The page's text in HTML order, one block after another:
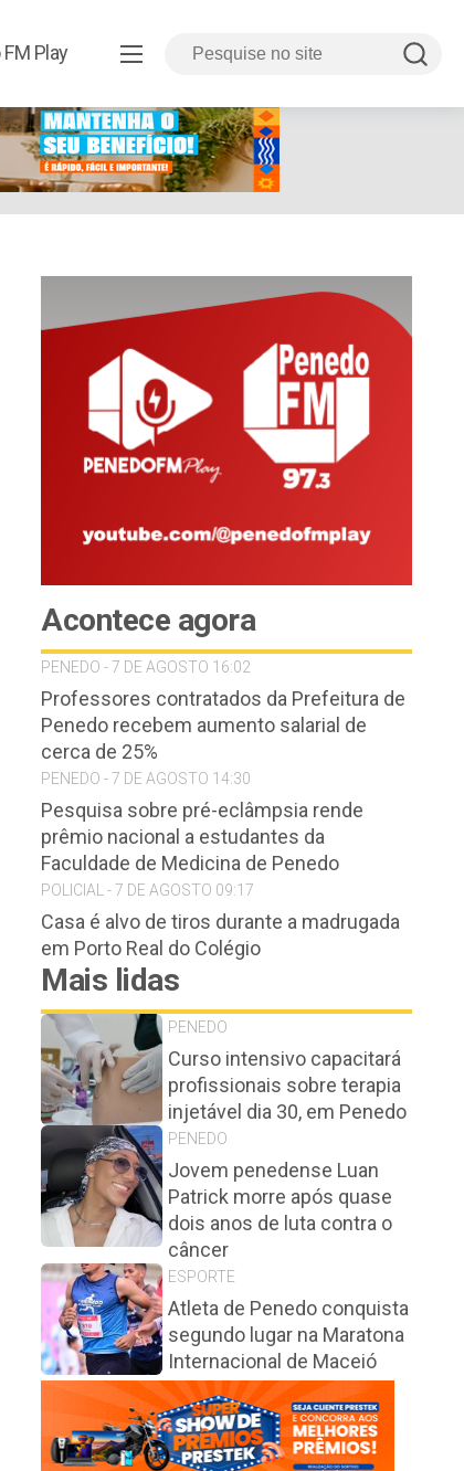
Play
Acontece agora
PENEDO - 7 DE AGOSTO 16:02
Professores contratados da Prefeitura de
Penedo recebem aumento salarial de
cerca de 25%
PENEDO - 7 DE AGOSTO 14:30
Pesquisa sobre pré-eclâmpsia rende
prêmio nacional a estudantes da
Faculdade de Medicina de Penedo
POLICIAL - 7 DE AGOSTO 09:17
Casa é alvo de tiros durante a madrugada
em Porto Real do Colégio
Mais lidas
PENEDO
Curso intensivo capacitará
profissionais sobre terapia
injetável dia 30, em Penedo
PENEDO
Jovem penedense Luan
Patrick morre após quase
dois anos de luta contra o
câncer
ESPORTE
Atleta de Penedo conquista
segundo lugar na Maratona
Internacional de Maceió